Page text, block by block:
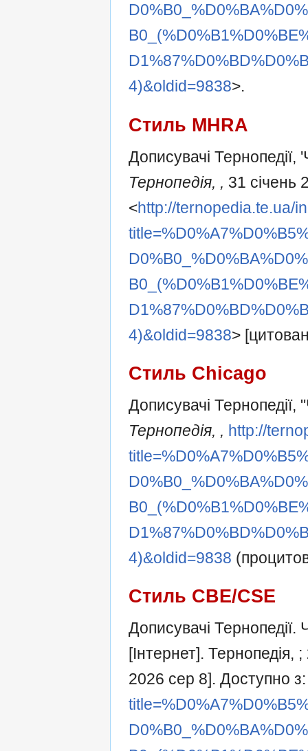
4)&oldid=9838>.
Стиль MHRA
Дописувачі
Тернопедія, , 31 січень
<http://ternopedia.te.ua/
4)&oldid=9838>
Стиль Chicago
Дописувачі
Тернопедія, , http://
4)&oldid=9838
Стиль CBE/CSE
Дописувачі
[Інтернет].
2026 сер 8]. Доступно